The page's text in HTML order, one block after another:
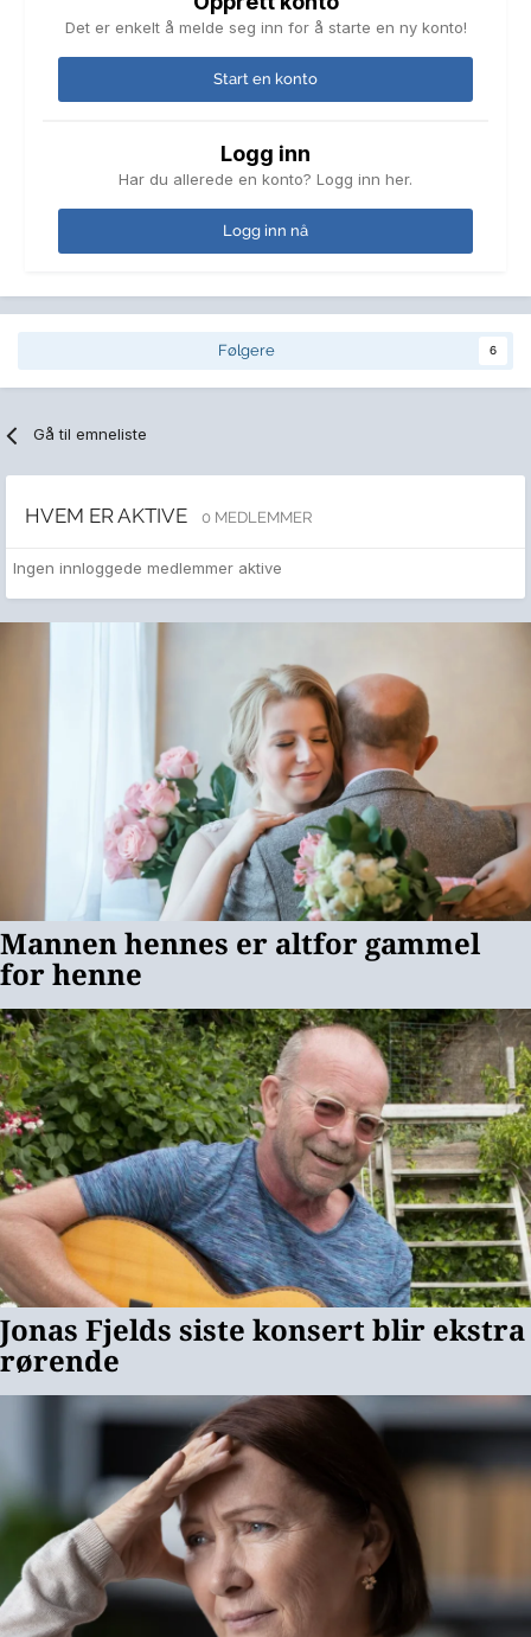
Det er enkelt å melde seg inn for å starte en ny konto!
Start en konto
Logg inn
Har du allerede en konto? Logg inn her.
Logg inn nå
Følgere 6
Gå til emneliste
HVEM ER AKTIVE 0 MEDLEMMER
Ingen innloggede medlemmer aktive